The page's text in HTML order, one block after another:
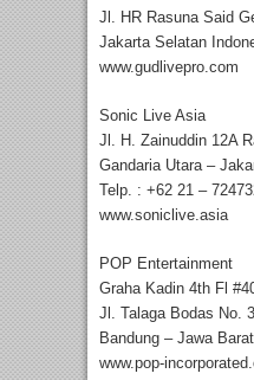
Jl. HR Rasuna Said
Jakarta Selatan
www.gudlivepro.com
Sonic Live Asia
Jl. H. Zainuddin 12A
Gandaria Utara –
Telp. : +62 21 –
www.soniclive.asia
POP Entertainment
Graha Kadin 4th Fl
Jl. Talaga Bodas No.
Bandung – Jawa
www.pop-